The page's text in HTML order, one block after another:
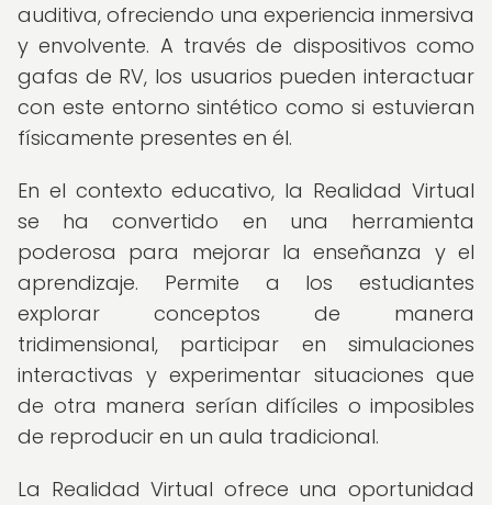
auditiva, ofreciendo una experiencia inmersiva
y envolvente. A través de dispositivos como
gafas de RV, los usuarios pueden interactuar
con este entorno sintético como si estuvieran
físicamente presentes en él.
En el contexto educativo, la Realidad Virtual
se ha convertido en una herramienta
poderosa para mejorar la enseñanza y el
aprendizaje. Permite a los estudiantes
explorar conceptos de manera
tridimensional, participar en simulaciones
interactivas y experimentar situaciones que
de otra manera serían difíciles o imposibles
de reproducir en un aula tradicional.
La Realidad Virtual ofrece una oportunidad